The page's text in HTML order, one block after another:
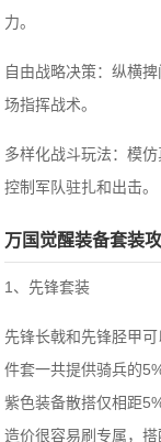
力。
自由战略决策：纵横
场指挥战术。
多样化战斗玩法：模
控制军队驻扎和出击。
万国觉醒装备套装
1、先锋套装
先锋长戟和先锋胫甲
件套一共提供骑兵的
紫色装备散搭仅相距
造价很容易刷专属，